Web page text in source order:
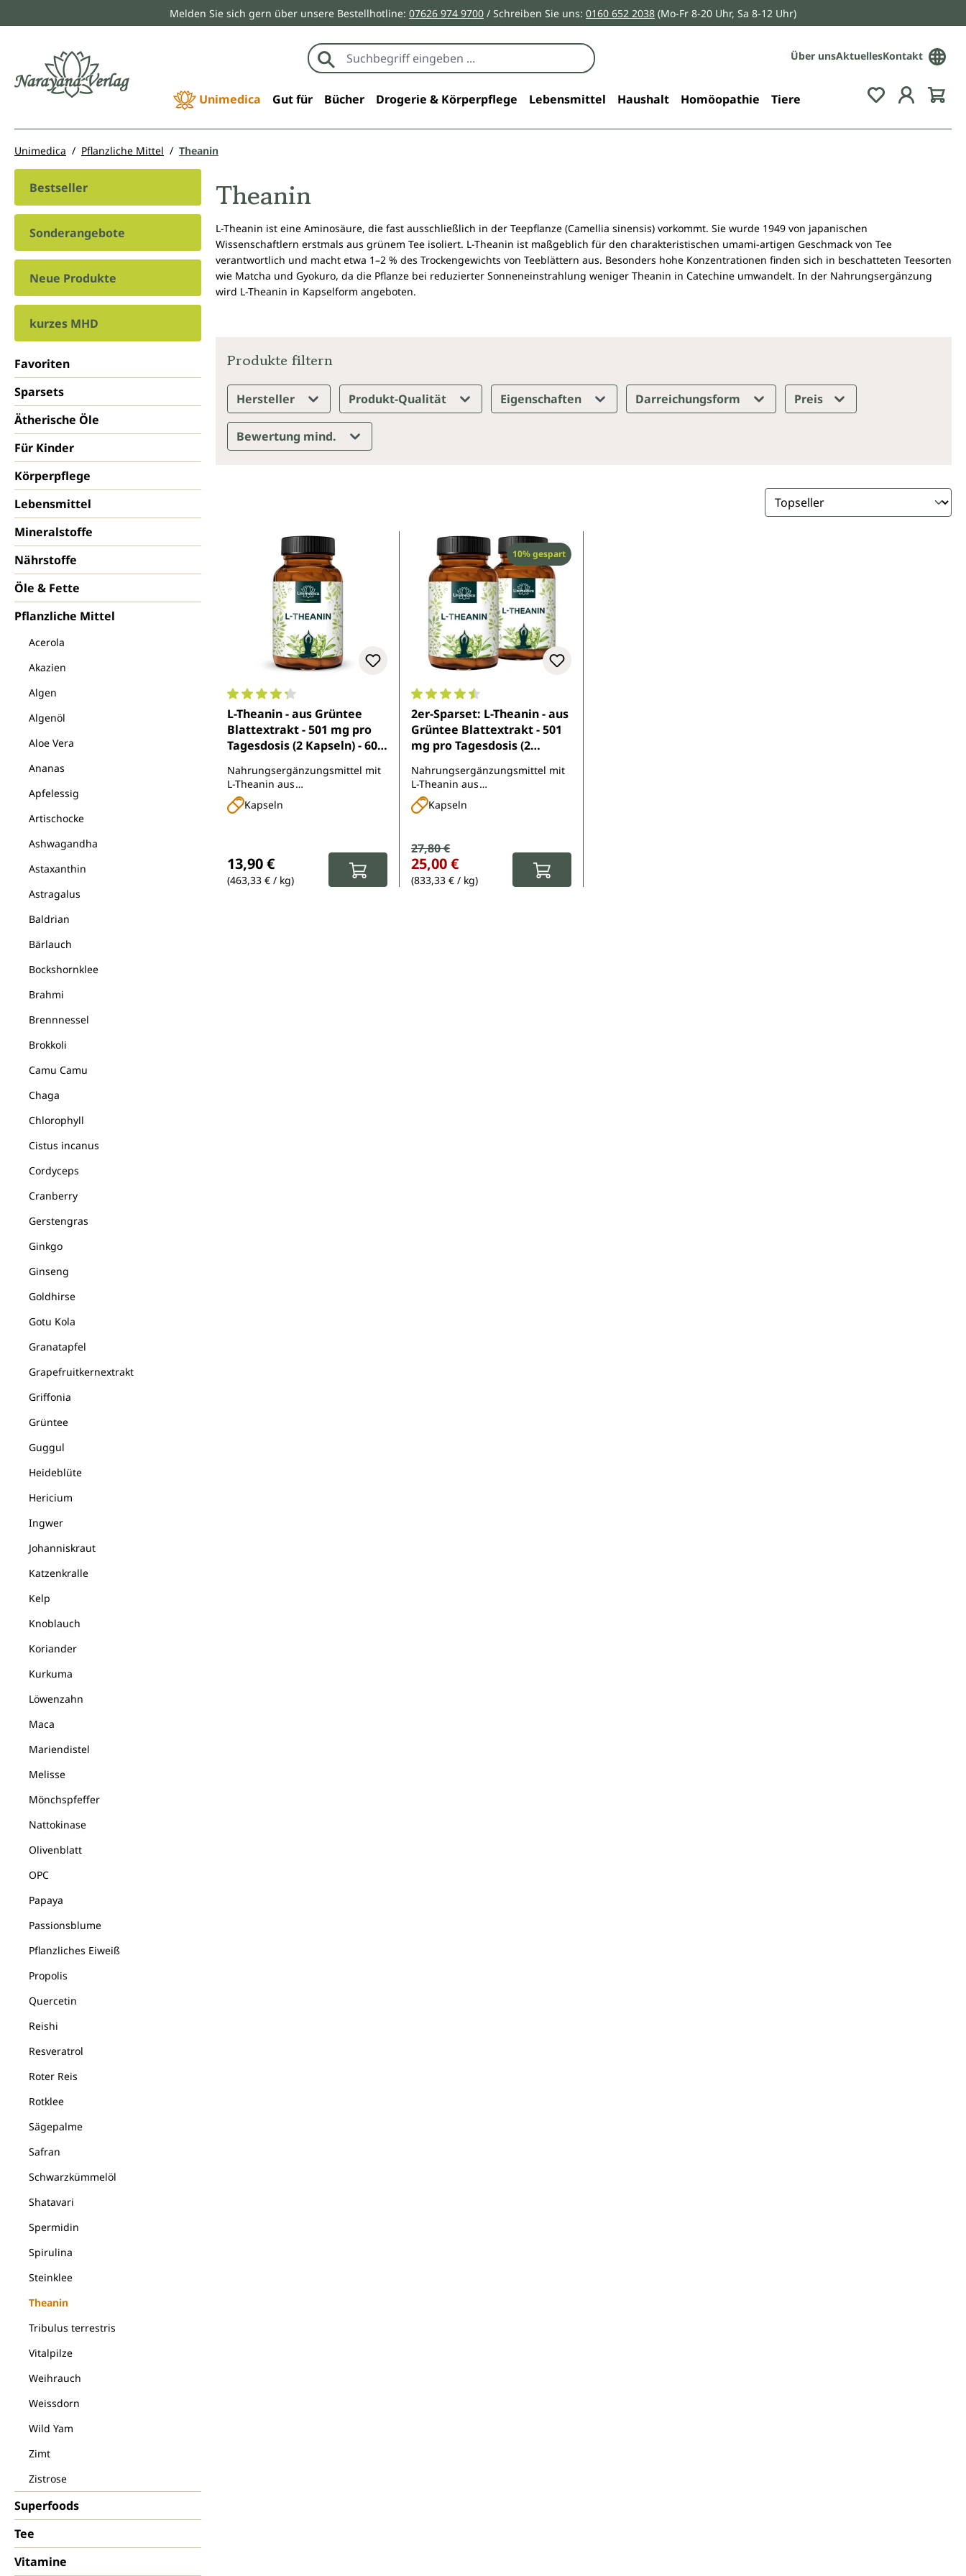
Zur Hauptnavigation springenMelden Sie sich gern über unsere Bestellhotline: 07626 974 9700 / Schreiben Sie uns: 0160 652 2038 (Mo-Fr 8-20 Uhr, Sa 8-12 Uhr)
Über unsAktuellesKontakt
Unimedica Gut für Bücher Drogerie & Körperpflege Lebensmittel Haushalt Homöopathie Tiere Du hast 0
Unimedica Pflanzliche Mittel Theanin
Bestseller
Sonderangebote
Neue Produkte
kurzes MHD
Favoriten
Sparsets
Ätherische Öle
Für Kinder
Körperpflege
Lebensmittel
Mineralstoffe
Nährstoffe
Öle & Fette
Pflanzliche Mittel
Acerola
Akazien
Algen
Algenöl
Aloe Vera
Ananas
Apfelessig
Artischocke
Ashwagandha
Astaxanthin
Astragalus
Baldrian
Bärlauch
Bockshornklee
Brahmi
Brennnessel
Brokkoli
Camu Camu
Chaga
Chlorophyll
Cistus incanus
Cordyceps
Cranberry
Gerstengras
Ginkgo
Ginseng
Goldhirse
Gotu Kola
Granatapfel
Grapefruitkernextrakt
Griffonia
Grüntee
Guggul
Heideblüte
Hericium
Ingwer
Johanniskraut
Katzenkralle
Kelp
Knoblauch
Koriander
Kurkuma
Löwenzahn
Maca
Mariendistel
Melisse
Mönchspfeffer
Nattokinase
Olivenblatt
OPC
Papaya
Passionsblume
Pflanzliches Eiweiß
Propolis
Quercetin
Reishi
Resveratrol
Roter Reis
Rotklee
Sägepalme
Safran
Schwarzkümmelöl
Shatavari
Spermidin
Spirulina
Steinklee
Theanin
Tribulus terrestris
Vitalpilze
Weihrauch
Weissdorn
Wild Yam
Zimt
Zistrose
Superfoods
Tee
Vitamine
Theanin
L-Theanin ist eine Aminosäure, die fast ausschließlich in der Teepflanze (Camellia sinensis) vorkommt. Sie wurde 1949 von japanischen
Wissenschaftlern erstmals aus grünem Tee isoliert. L-Theanin ist maßgeblich für den charakteristischen umami-artigen Geschmack von Tee
verantwortlich und macht etwa 1–2 % des Trockengewichts von Teeblättern aus. Besonders hohe Konzentrationen finden sich in beschatteten Teesorten
wie Matcha und Gyokuro, da die Pflanze bei reduzierter Sonneneinstrahlung weniger Theanin in Catechine umwandelt. In der Nahrungsergänzung
wird L-Theanin in Kapselform angeboten.
Produkte filtern
Hersteller Produkt-Qualität Eigenschaften Darreichungsform Preis
Bewertung mind.
Durchschnittliche Bewertung von 4.3 von 5 Sternen
L-Theanin - aus Grüntee
Blattextrakt - 501 mg pro
Tagesdosis (2 Kapseln) - 60
Nahrungsergänzungsmittel mit
L-Theanin aus
Grünteeblattextrakt
Kapseln
13,90 €
(463,33 € / kg)
Rabatt
10% gespart
Durchschnittliche Bewertung von 4.4 von 5 Sternen
2er-Sparset: L-Theanin - aus
Grüntee Blattextrakt - 501
mg pro Tagesdosis (2
von Unimedica
Nahrungsergänzungsmittel mit
L-Theanin aus
Grünteeblattextrakt
Kapseln
Verkaufspreis:
Regulärer Preis:
27,80 €
25,00 €
(833,33 € / kg)